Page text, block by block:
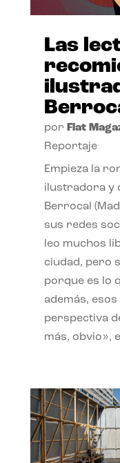
Las
por Flat
Reportaje
Empieza la
ilustradora y
Berrocal
sus redes
leo muchos
ciudad, pero
porque es lo
además,
perspectiva
más, obvio»,